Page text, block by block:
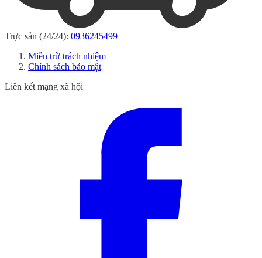
Trực sản (24/24): 0936245499
Miễn trừ trách nhiệm
Chính sách bảo mật
Liên kết mạng xã hội